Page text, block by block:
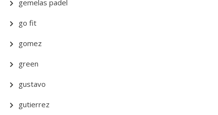
gemelas padel
go fit
gomez
green
gustavo
gutierrez